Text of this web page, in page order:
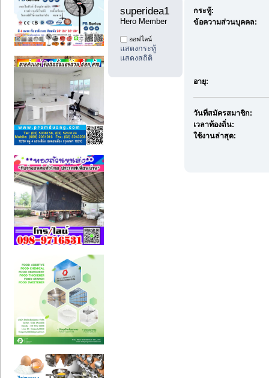
superidea1
Hero Member
ออฟไลน์
แสดงกระทู้
แสดงสถิติ
กระทู้:
ข้อความส่วนบุคคล:
อายุ:
วันที่สมัครสมาชิก:
เวลาท้องถิ่น:
ใช้งานล่าสุด: